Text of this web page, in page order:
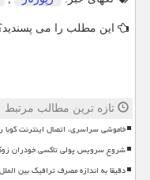
این مطلب را می
تازه ترین مطالب مرتبط
خاموشی سراسری، اتصال اینترنت کوبا
شروع سرویس پولی تاکسی خودران
دقیقا به اندازه مصرف ترافیک بین